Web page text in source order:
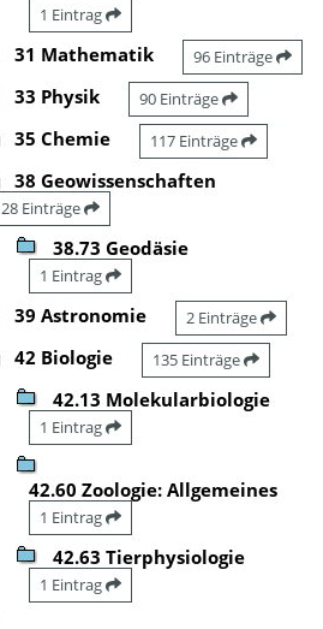
1 Eintrag
31 Mathematik 96 Einträge
33 Physik 90 Einträge
35 Chemie 117 Einträge
38 Geowissenschaften
28 Einträge
38.73 Geodäsie
1 Eintrag
39 Astronomie 2 Einträge
42 Biologie 135 Einträge
42.13 Molekularbiologie
1 Eintrag
42.60 Zoologie: Allgemeines
1 Eintrag
42.63 Tierphysiologie
1 Eintrag